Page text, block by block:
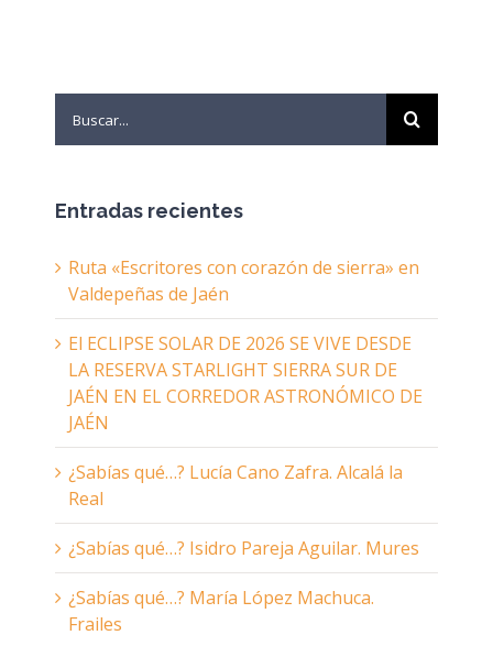
for:
Entradas recientes
Ruta «Escritores con corazón de sierra» en
Valdepeñas de Jaén
El ECLIPSE SOLAR DE 2026 SE VIVE DESDE
LA RESERVA STARLIGHT SIERRA SUR DE
JAÉN EN EL CORREDOR ASTRONÓMICO DE
JAÉN
¿Sabías qué…? Lucía Cano Zafra. Alcalá la
Real
¿Sabías qué…? Isidro Pareja Aguilar. Mures
¿Sabías qué…? María López Machuca.
Frailes